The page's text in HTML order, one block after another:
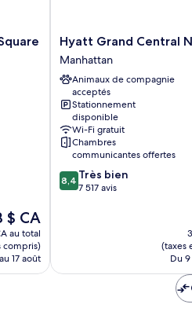
CA
$ CA
au total
compris)
17 août
Hyatt
Grand
Central
New
York
Manhattan
Hyatt Grand Central
Manhattan
Animaux de compagnie
acceptés
Stationnement
disponible
Wi-Fi gratuit
Chambres
communicantes offertes
8.4
sur
8,4 Très bien
7 517 avis
(taxes
Du